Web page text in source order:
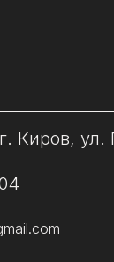
Киров, ул.